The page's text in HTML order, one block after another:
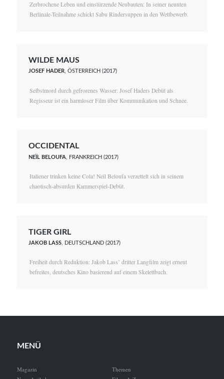
Zerbrochene Leben und einstürzende Neubauten: In seiner neunten
Berlinale-Teilnahme schickt Sabu Rindersuppen in den Wettbewerb.
WILDE MAUS
JOSEF HADER , ÖSTERREICH (2017)
Selbstmord durch gefrorenes Wasser: Josef Haders Debüt als
Regisseur ist ein harmloser Film über Kommunikation und Schnee.
OCCIDENTAL
NEÏL BELOUFA , FRANKREICH (2017)
Italiener trinken keine Cola! Neïl Beloufa verzettelt sich in seinem
chaotisch-absurden Kammerspiel-Debüt.
TIGER GIRL
JAKOB LASS , DEUTSCHLAND (2017)
Freiheit durch Reduktion: Jakob Lass’ dritter Langfilm zeigt erneut
befreites, deutsches Kino basierend auf einem Skelettbuch.
MENÜ
Magazin
Themen